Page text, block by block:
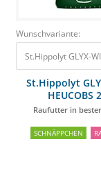
Wunschvariante:
St.Hippolyt GLYX-
St.Hippolyt
HEUCOBS
Raufutter in
SCHNÄPPCHEN